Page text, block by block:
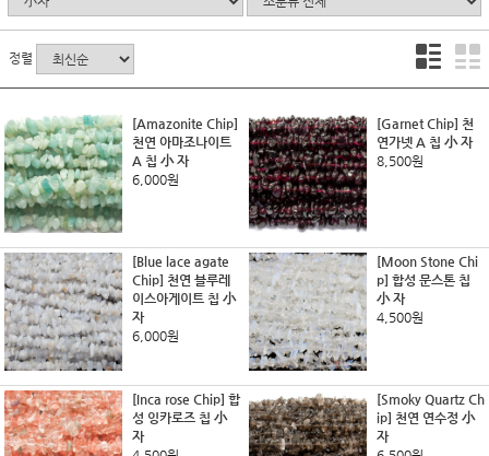
정렬
[Amazonite Chip]
천연 아마조나이트
A 칩 小 자
6,000원
[Garnet Chip] 천
연가넷 A 칩 小 자
8,500원
[Blue lace agate
Chip] 천연 블루레
이스아게이트 칩 小
자
6,000원
[Moon Stone Chi
p] 합성 문스톤 칩
小 자
4,500원
[Inca rose Chip] 합
성 잉카로즈 칩 小
자
[Smoky Quartz Ch
ip] 천연 연수정 小
자